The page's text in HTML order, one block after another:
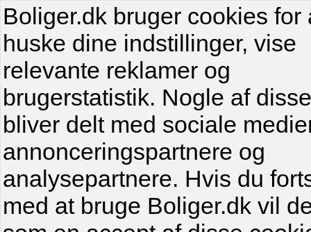
Boliger.dk bruger cookies for
huske dine indstillinger, vise
relevante reklamer og
brugerstatistik. Nogle af
bliver delt med sociale
annonceringspartnere og
analysepartnere. Hvis du
med at bruge Boliger.dk vil